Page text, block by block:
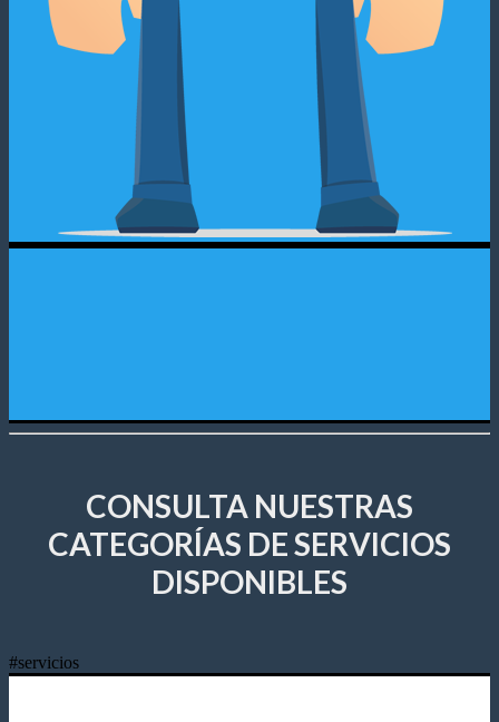
CONSULTA NUESTRAS
CATEGORÍAS DE SERVICIOS
DISPONIBLES
#servicios